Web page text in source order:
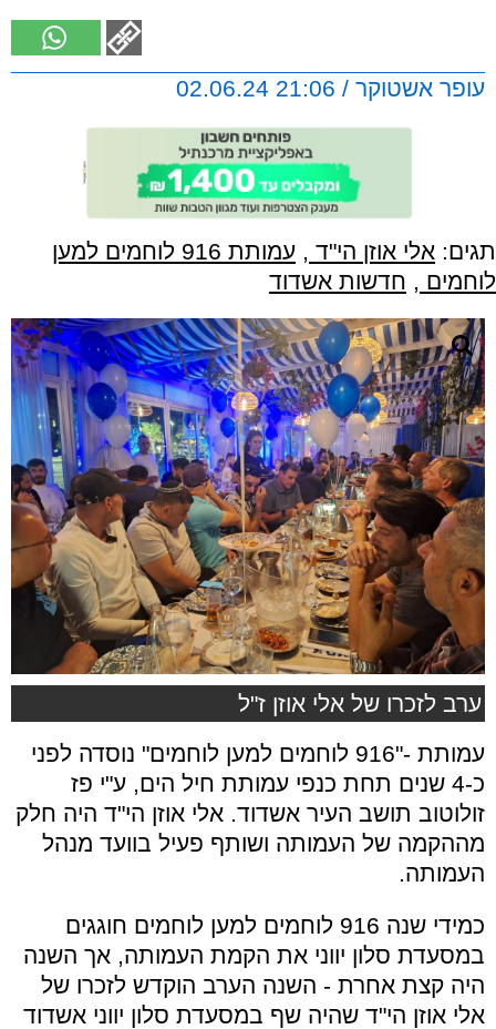
עופר אשטוקר / 21:06 02.06.24
תגים: אלי אוזן הי"ד ,
עמותת 916 לוחמים למען
לוחמים , חדשות אשדוד
ערב לזכרו של אלי אוזן ז"ל
עמותת -"916 לוחמים למען לוחמים"
נוסדה לפני
כ-4 שנים תחת כנפי עמותת חיל הים, ע"י פז
זולוטוב תושב העיר אשדוד. אלי אוזן הי"ד היה חלק
מההקמה של העמותה ושותף פעיל בוועד מנהל
העמותה.
כמידי שנה 916 לוחמים למען לוחמים חוגגים
במסעדת סלון יווני את הקמת העמותה, אך השנה
היה קצת אחרת - השנה הערב הוקדש לזכרו של
אלי אוזן הי"ד שהיה שף במסעדת סלון יווני אשדוד